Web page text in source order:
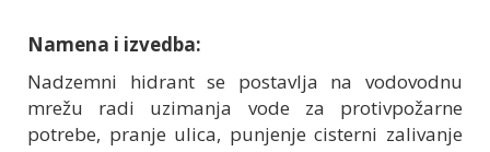
Namena i izvedba:
Nadzemni hidrant se postavlja na vodovodnu
mrežu radi uzimanja vode za protivpožarne
potrebe, pranje ulica, punjenje cisterni zalivanje